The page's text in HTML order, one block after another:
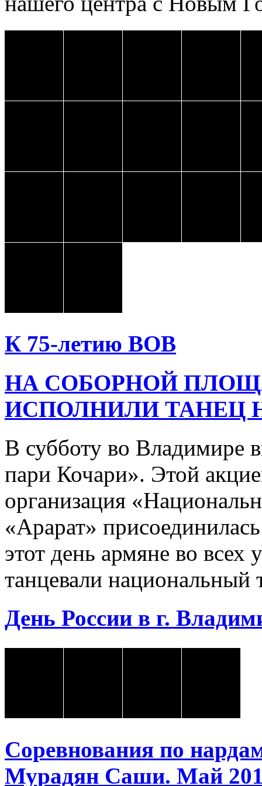
К 75-летию ВОВ
НА СОБОРНОЙ
ИСПОЛНИЛИ ТАНЕЦ
В субботу во Владимире
пари Кочари». Этой
организация
«Арарат»
этот день армяне во всех
танцевали
День России в г.
Соревнования по
Мурадян Саши. Май